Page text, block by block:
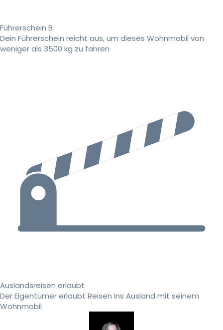
Führerschein B
Dein Führerschein reicht aus, um dieses Wohnmobil von
weniger als 3500 kg zu fahren
Auslandsreisen erlaubt
Der Eigentümer erlaubt Reisen ins Ausland mit seinem
Wohnmobil